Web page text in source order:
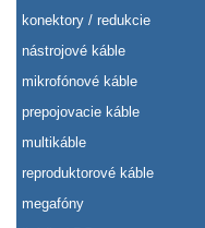
konektory / redukcie
nástrojové káble
mikrofónové káble
prepojovacie káble
multikáble
reproduktorové káble
megafóny